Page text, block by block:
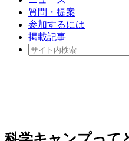
質問・提案
参加するには
掲載記事